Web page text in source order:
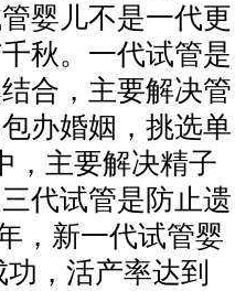
婴儿不是一代更
秋。一代试管是
合，主要解决管
办婚姻，挑选单
，主要解决精子
代试管是防止遗
，新一代试管婴
，活产率达到